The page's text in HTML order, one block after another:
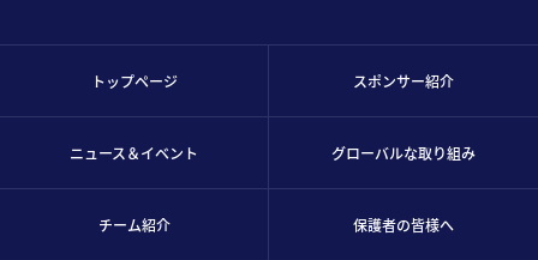
トップページ
ニュース＆イベント
チーム紹介
スポンサー紹介
グローバルな取り組み
保護者の皆様へ